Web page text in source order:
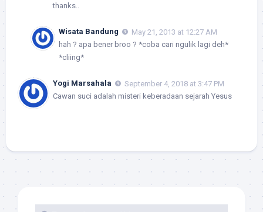
thanks..
Wisata Bandung
May 21, 2013 at 12:27 AM
hah ? apa bener broo ? *coba cari ngulik lagi deh*
*cliing*
Yogi Marsahala
September 4, 2018 at 3:47 PM
Cawan suci adalah misteri keberadaan sejarah Yesus